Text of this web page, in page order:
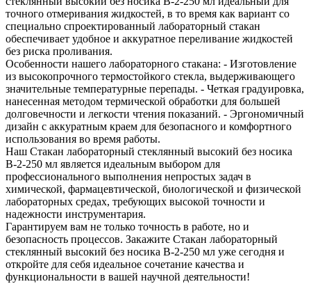
точного отмеривания жидкостей, в то время как вариант со
специально спроектированный лабораторный стакан
обеспечивает удобное и аккуратное переливание жидкостей
без риска проливания.
Особенности нашего лабораторного стакана: - Изготовление
из высокопрочного термостойкого стекла, выдерживающего
значительные температурные перепады. - Четкая градуировка,
нанесенная методом термической обработки для большей
долговечности и легкости чтения показаний. - Эргономичный
дизайн с аккуратным краем для безопасного и комфортного
использования во время работы.
Наш Стакан лабораторный стеклянный высокий без носика
В-2-250 мл является идеальным выбором для
профессионального выполнения непростых задач в
химической, фармацевтической, биологической и физической
лабораторных средах, требующих высокой точности и
надежности инструментария.
Гарантируем вам не только точность в работе, но и
безопасность процессов. Закажите Стакан лабораторный
стеклянный высокий без носика В-2-250 мл уже сегодня и
откройте для себя идеальное сочетание качества и
функциональности в вашей научной деятельности!